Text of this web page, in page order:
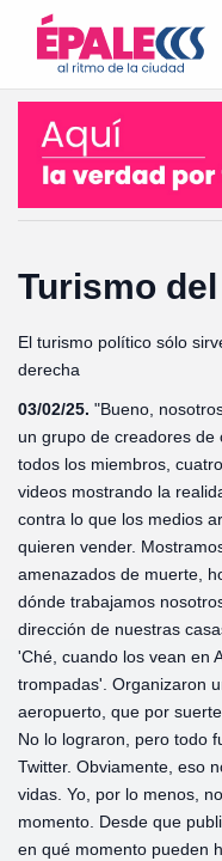
Turismo
El turismo político sólo
derecha
03/02/25. "Bueno,
un grupo de creadores de
todos los miembros,
videos mostrando la
contra lo que los medios
quieren vender.
amenazados de muerte,
dónde trabajamos
dirección de nuestras
'Ché, cuando los vean en
trompadas'. Organizaron
aeropuerto, que por
No lo lograron, pero todo
Twitter. Obviamente, eso
vidas. Yo, por lo menos,
momento. Desde que
en qué momento pueden